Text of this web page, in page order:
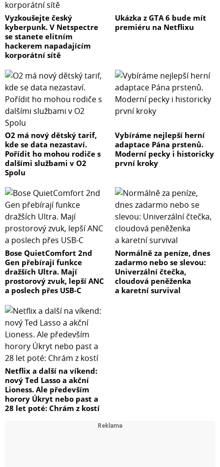
Vyzkoušejte český
kyberpunk. V Netspectre
se stanete elitním
hackerem napadajícím
korporátní sítě
Ukázka z GTA 6 bude mít
premiéru na Netflixu
O2 má nový dětský tarif,
kde se data nezastaví.
Pořídit ho mohou rodiče s
dalšími službami v O2
Spolu
Vybíráme nejlepší herní
adaptace Pána prstenů.
Moderní pecky i historicky
první kroky
Bose QuietComfort 2nd
Gen přebírají funkce
dražších Ultra. Mají
prostorový zvuk, lepší ANC
a poslech přes USB-C
Normálně za peníze, dnes
zadarmo nebo se slevou:
Univerzální čtečka,
cloudová peněženka
a karetní survival
Netflix a další na víkend:
nový Ted Lasso a akční
Lioness. Ale především
horory Úkryt nebo past a
28 let poté: Chrám z kostí